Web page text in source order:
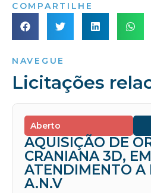
COMPARTILHE
NAVEGUE
Licitações
Aberto
AQUISIÇÃO DE
CRANIANA 3D, EM
ATENDIMENTO A
A.N.V